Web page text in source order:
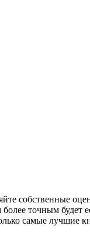
собственные
точным
самые лучшие